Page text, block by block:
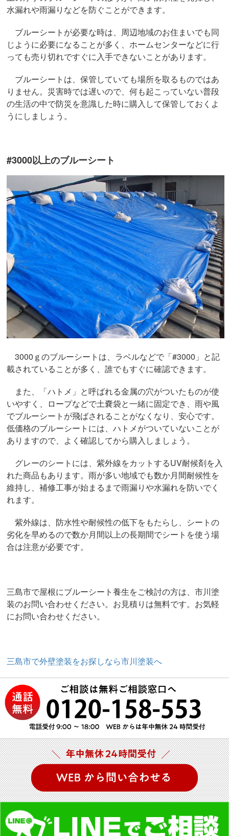
水漏れや雨漏りなどを防ぐことができます。
ブルーシートが必要な時は、周辺地域のお住まいでも同
じように必要になることが多く、ホームセンターなどに行
っても売り切れですぐに入手できないことがあります。
ブルーシートは、保管していても場所を取るものではあ
りません。災害時では遅いので、何も起こっていない普段
の生活の中で防災を意識した時に購入して保管しておくよ
うにしましょう。
#3000以上のブルーシート
3000ｇのブルーシートは、ラベルなどで「#3000」と記
載されていることが多く、誰でもすぐに確認できます。
また、「ハトメ」と呼ばれる金属の穴がついたものが使
いやすく、ロープなどで土嚢袋と一緒に固定でき、雨や風
でブルーシートが飛ばされることがなくなり、安心です。
低価格のブルーシートには、ハトメがついていないことが
ありますので、よく確認してから購入しましょう。
グレーのシートには、紫外線をカットするUV耐候剤を入
れた商品もあります。雨が多い地域でも数か月間耐候性を
維持し、補修工事が始まるまで雨漏りや水漏れを防いでく
れます。
紫外線は、防水性や耐候性の低下をもたらし、シートの
劣化を早めるので数か月間以上の長期間でシートを使う場
合は注意が必要です。
三島市で屋根にブルーシート養生をご検討の方は、市川塗
装のお問い合わせください。お見積りは無料です。お気軽
にお問い合わせください。
三島市で外壁塗装をお探しなら市川塗装へ